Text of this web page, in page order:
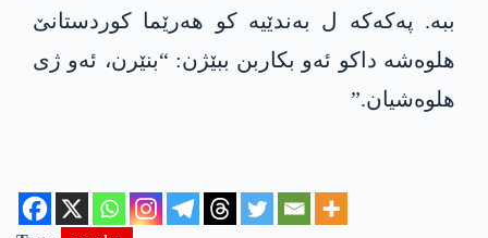
ببە. پەکەکە ل بەندێیە کو ھەرێما کوردستانێ
ھلوەشە داکو ئەو بکاربن ببێژن: “بنێرن، ئەو ژی
ھلوەشیان.”